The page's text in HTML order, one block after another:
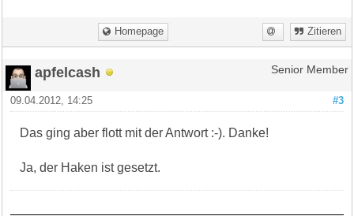
Homepage Zitieren
apfelcash Senior Member
#3
09.04.2012, 14:25
Das ging aber flott mit der Antwort :-). Danke!
Ja, der Haken ist gesetzt.